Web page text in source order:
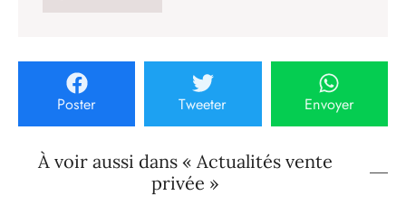
Poster Tweeter Envoyer
À voir aussi dans « Actualités vente
privée »